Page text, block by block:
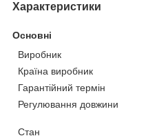
Характеристики
Основні
Виробник
Країна виробник
Гарантійний термін
Регулювання довжини
Стан